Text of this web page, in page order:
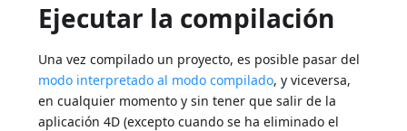
Ejecutar la compilación
Una vez compilado un proyecto, es posible pasar del
modo interpretado al modo compilado, y viceversa,
en cualquier momento y sin tener que salir de la
aplicación 4D (excepto cuando se ha eliminado el